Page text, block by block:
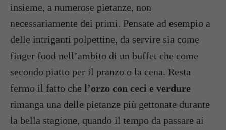
insieme, a numerose pietanze, non
necessariamente dei primi. Pensate ad esempio a
delle intriganti polpettine, da servire sia come
finger food nell’ambito di un buffet che come
secondo piatto per il pranzo o la cena. Resta
fermo il fatto che l’orzo con ceci e verdure
rimanga una delle pietanze più gettonate durante
la bella stagione, quando il tempo da passare ai